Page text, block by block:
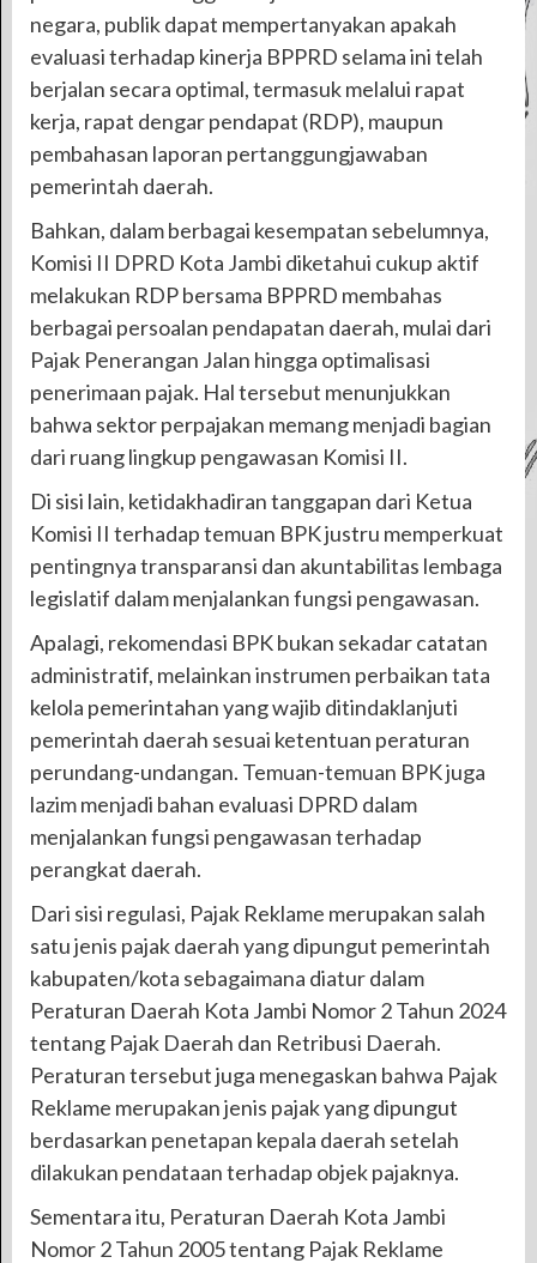
negara, publik dapat mempertanyakan apakah
evaluasi terhadap kinerja BPPRD selama ini telah
berjalan secara optimal, termasuk melalui rapat
kerja, rapat dengar pendapat (RDP), maupun
pembahasan laporan pertanggungjawaban
pemerintah daerah.
Bahkan, dalam berbagai kesempatan sebelumnya,
Komisi II DPRD Kota Jambi diketahui cukup aktif
melakukan RDP bersama BPPRD membahas
berbagai persoalan pendapatan daerah, mulai dari
Pajak Penerangan Jalan hingga optimalisasi
penerimaan pajak. Hal tersebut menunjukkan
bahwa sektor perpajakan memang menjadi bagian
dari ruang lingkup pengawasan Komisi II.
Di sisi lain, ketidakhadiran tanggapan dari Ketua
Komisi II terhadap temuan BPK justru memperkuat
pentingnya transparansi dan akuntabilitas lembaga
legislatif dalam menjalankan fungsi pengawasan.
Apalagi, rekomendasi BPK bukan sekadar catatan
administratif, melainkan instrumen perbaikan tata
kelola pemerintahan yang wajib ditindaklanjuti
pemerintah daerah sesuai ketentuan peraturan
perundang-undangan. Temuan-temuan BPK juga
lazim menjadi bahan evaluasi DPRD dalam
menjalankan fungsi pengawasan terhadap
perangkat daerah.
Dari sisi regulasi, Pajak Reklame merupakan salah
satu jenis pajak daerah yang dipungut pemerintah
kabupaten/kota sebagaimana diatur dalam
Peraturan Daerah Kota Jambi Nomor 2 Tahun 2024
tentang Pajak Daerah dan Retribusi Daerah.
Peraturan tersebut juga menegaskan bahwa Pajak
Reklame merupakan jenis pajak yang dipungut
berdasarkan penetapan kepala daerah setelah
dilakukan pendataan terhadap objek pajaknya.
Sementara itu, Peraturan Daerah Kota Jambi
Nomor 2 Tahun 2005 tentang Pajak Reklame